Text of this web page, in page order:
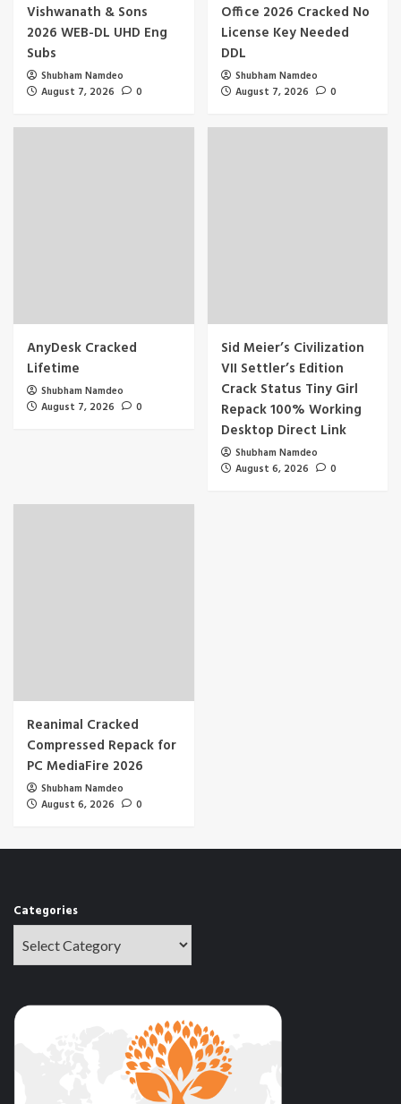
Vishwanath & Sons
2026 WEB-DL UHD Eng
Subs
Shubham Namdeo
August 7, 2026
0
Office 2026 Cracked No
License Key Needed
DDL
Shubham Namdeo
August 7, 2026
0
AnyDesk Cracked
Lifetime
Shubham Namdeo
August 7, 2026
0
Sid Meier’s Civilization
VII Settler’s Edition
Crack Status Tiny Girl
Repack 100% Working
Desktop Direct Link
Shubham Namdeo
August 6, 2026
0
Reanimal Cracked
Compressed Repack for
PC MediaFire 2026
Shubham Namdeo
August 6, 2026
0
Categories